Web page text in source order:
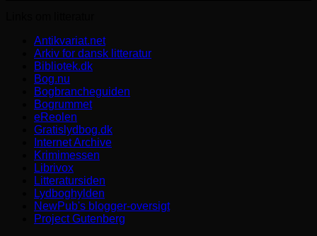
Antikvariat.net
Arkiv for dansk litteratur
Bibliotek.dk
Bog.nu
Bogbrancheguiden
Bogrummet
eReolen
Gratislydbog.dk
Internet Archive
Krimimessen
Librivox
Litteratursiden
Lydboghylden
NewPub's blogger-oversigt
Project Gutenberg